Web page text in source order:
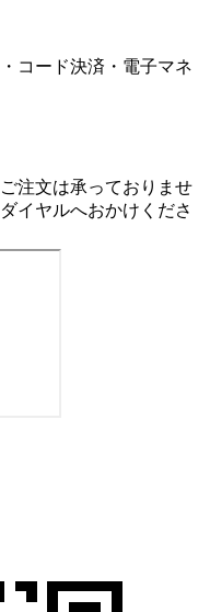
コード決済・電子マネ
注文は承っておりませ
イヤルへおかけくださ